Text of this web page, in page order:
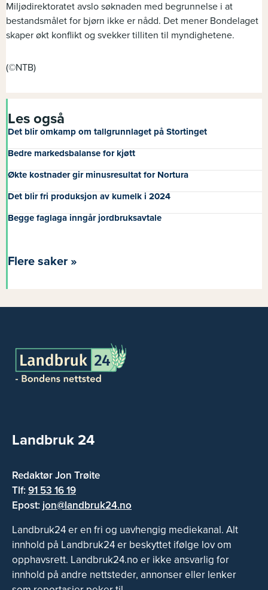
Miljødirektoratet avslo søknaden med begrunnelse i at
bestandsmålet for bjørn ikke er nådd. Det mener Bondelaget
skaper økt konflikt og svekker tilliten til myndighetene.
(©NTB)
Les også
Det blir omkamp om tallgrunnlaget på Stortinget
Bedre markedsbalanse for kjøtt
Økte kostnader gir minusresultat for Nortura
Det blir fri produksjon av kumelk i 2024
Begge faglaga inngår jordbruksavtale
Flere saker »
Landbruk 24
Redaktør Jon Trøite
Tlf:91 53 16 19
Epost: jon@landbruk24.no
Landbruk24 er en fri og uavhengig mediekanal. Alt
innhold på Landbruk24 er beskyttet ifølge lov om
opphavsrett. Landbruk24.no er ikke ansvarlig for
innhold på andre nettsteder, annonser eller lenker